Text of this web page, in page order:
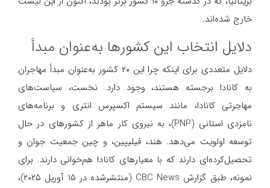
خارج شده‌اند.
دلایل انتخاب این کشورها به‌عنوان مبدأ
دلایل متعددی برای اینکه چرا این ۲۰ کشور به‌عنوان مبدأ مهاجران
به کانادا برجسته هستند، وجود دارد. نخست، سیاست‌های
مهاجرتی کانادا، مانند سیستم اکسپرس انتری و برنامه‌های
نامزدی استانی (PNP)، به نیروی کار ماهر از کشورهای در حال
توسعه اولویت می‌دهد. هند، فیلیپین، و چین جمعیت جوان و
تحصیل‌کرده‌ای دارند که با معیارهای کانادا هم‌خوانی دارند. برای
نمونه، طبق گزارش CBC News (منتشرشده در ۱۵ آوریل ۲۰۲۵)،